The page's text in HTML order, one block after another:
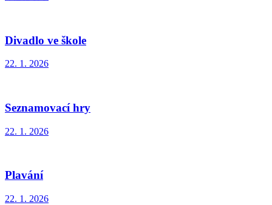
Divadlo ve škole
22. 1. 2026
Seznamovací hry
22. 1. 2026
Plavání
22. 1. 2026